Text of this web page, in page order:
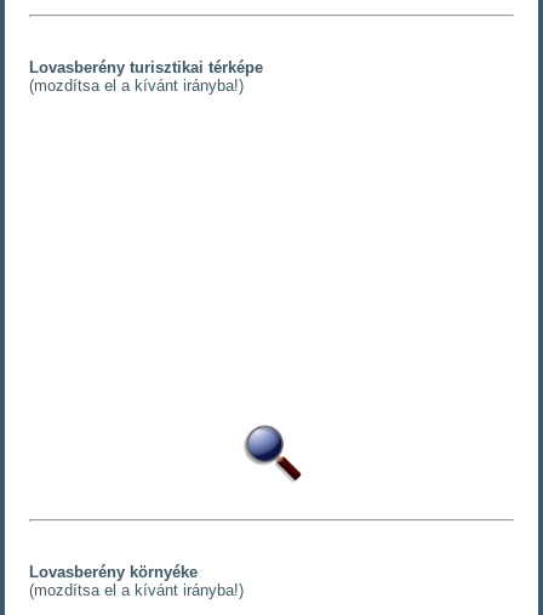
Lovasberény turisztikai térképe
(mozdítsa el a kívánt irányba!)
Lovasberény környéke
(mozdítsa el a kívánt irányba!)